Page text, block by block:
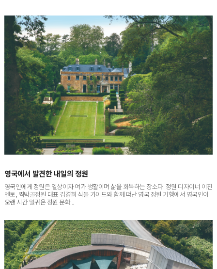
영국인에게 정원은 일상이자 여가 생활이며 삶을 회복하는 장소다. 정원 디자이너 이진
멘토, 찍박골정원 대표 김경희 식물 가이드와 함께 떠난 영국 정원 기행에서 영국인이
오랜 시간 일궈온 정원 문화...